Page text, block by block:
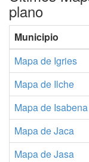
plano
Municipio
Mapa de Igries
Mapa de Ilche
Mapa de Isabena
Mapa de Jaca
Mapa de Jasa